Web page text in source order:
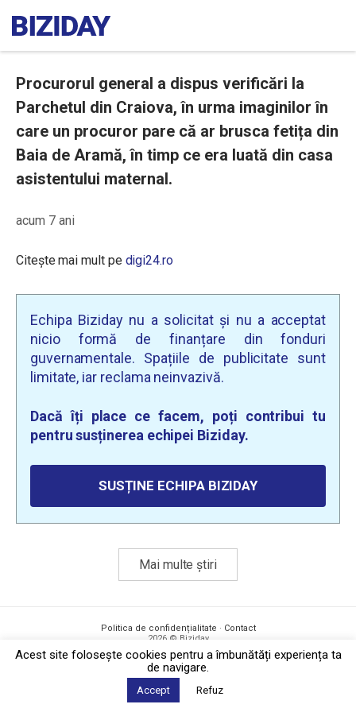
Procurorul general a dispus verificări la
Parchetul din Craiova, în urma imaginilor în
care un procuror pare că ar brusca fetița din
Baia de Aramă, în timp ce era luată din casa
asistentului maternal.
acum 7 ani
Citește mai mult pe digi24.ro
Echipa Biziday nu a solicitat și nu a acceptat
nicio formă de finanțare din fonduri
guvernamentale. Spațiile de publicitate sunt
limitate, iar reclama neinvazivă.
Dacă îți place ce facem, poți contribui tu
pentru susținerea echipei Biziday.
SUSȚINE ECHIPA BIZIDAY
Mai multe știri
Politica de confidențialitate · Contact
2026 © Biziday
Acest site foloseşte cookies pentru a îmbunătăți experiența ta
de navigare.
Accept Refuz